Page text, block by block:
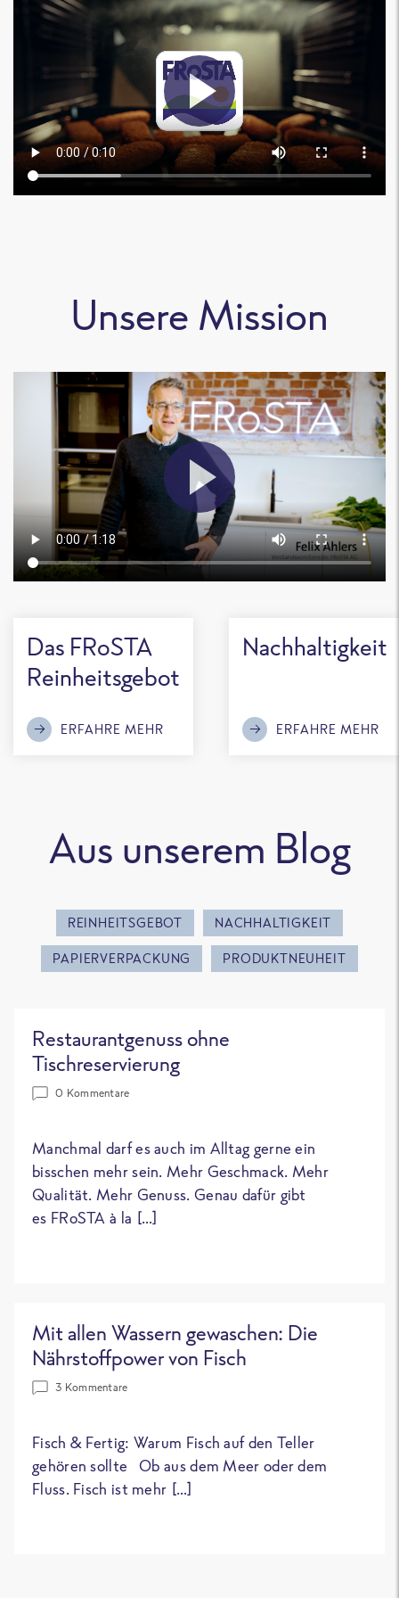
Unsere Mission
Das FRoSTA
Reinheitsgebot
ERFAHRE MEHR
Nachhaltigkeit
ERFAHRE MEHR
Aus unserem Blog
REINHEITSGEBOT NACHHALTIGKEIT
PAPIERVERPACKUNG PRODUKTNEUHEIT
Restaurantgenuss ohne
Tischreservierung
0 Kommentare
Manchmal darf es auch im Alltag gerne ein
bisschen mehr sein. Mehr Geschmack. Mehr
Qualität. Mehr Genuss. Genau dafür gibt
es FRoSTA à la […]
Mit allen Wassern gewaschen: Die
Nährstoffpower von Fisch
3 Kommentare
Fisch & Fertig: Warum Fisch auf den Teller
gehören sollte Ob aus dem Meer oder dem
Fluss. Fisch ist mehr […]